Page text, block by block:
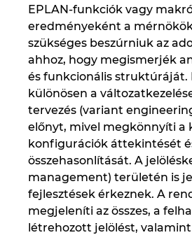
EPLAN-funkciók vagy
eredményeként a
szükséges beszúrniuk az
ahhoz, hogy megismerjék
és funkcionális struktúráját.
különösen a
tervezés (variant
előnyt, mivel megkönnyíti a
konfigurációk áttekintését
összehasonlítását. A
management) területén is
fejlesztések érkeznek. A
megjeleníti az összes, a
létrehozott jelölést, valamint